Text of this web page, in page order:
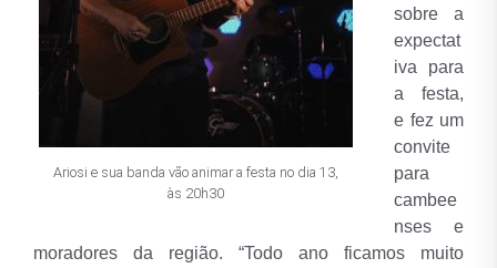
Ariosi e sua banda vão animar a festa no dia 13,
às 20h30
sobre a
expectat
iva para
a festa,
e fez um
convite
para
cambee
nses e
moradores da região. “Todo ano ficamos muito